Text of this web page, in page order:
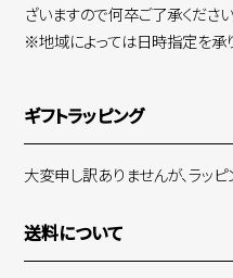
ざいますので何卒ご了承ください
※地域によっては日時指定を承
ギフトラッピング
大変申し訳ありませんが、ラッ
送料について